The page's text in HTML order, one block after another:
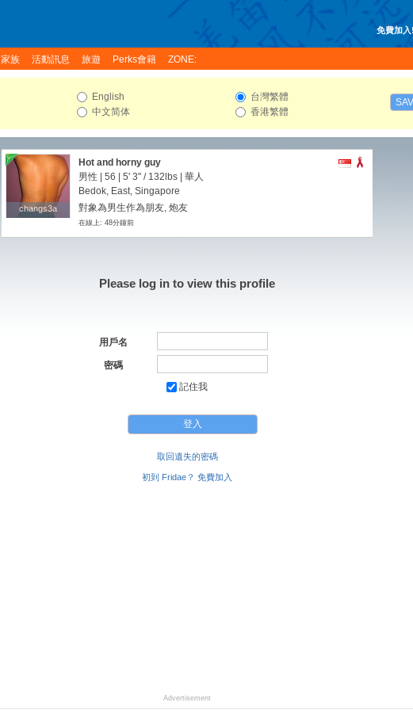
免費加入!
家族 活動訊息 旅遊 Perks會籍 ZONE:
English
中文简体
台灣繁體
香港繁體
changs3a
changs3a
Hot and horny guy
男性 | 56 | 5' 3" / 132lbs | 華人
Bedok, East, Singapore
對象為男生作為朋友, 炮友
在線上: 48分鐘前
Please log in to view this profile
用戶名
密碼
記住我
取回遺失的密碼
初到 Fridae？ 免費加入
Advertisement